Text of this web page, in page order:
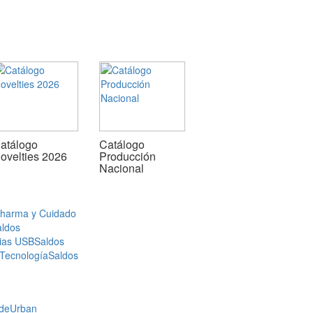
2026
Catálogo
Producción
Nacional
y Cuidado
USBSaldos
Saldos
Urban